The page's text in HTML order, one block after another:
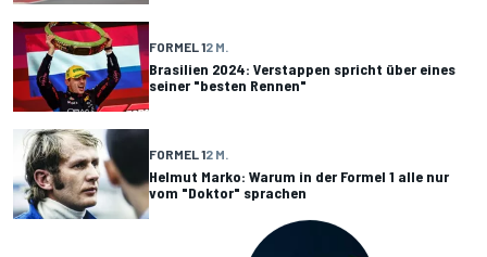
FORMEL 12 M.
Brasilien 2024: Verstappen spricht über eines
seiner "besten Rennen"
FORMEL 12 M.
Helmut Marko: Warum in der Formel 1 alle nur
vom "Doktor" sprachen